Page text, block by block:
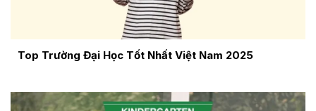
Top Trường Đại Học Tốt Nhất Việt Nam 2025